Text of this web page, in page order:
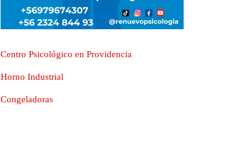
Centro Psicológico en Providencia
Horno Industrial
Congeladoras